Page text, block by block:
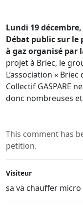
Lundi 19
Débat public sur le
à gaz organisé par
projet à Briec, le
L’association «
Collectif GASPARE
donc nombreuses
This comment has
petition.
Visiteur
sa va chauffer